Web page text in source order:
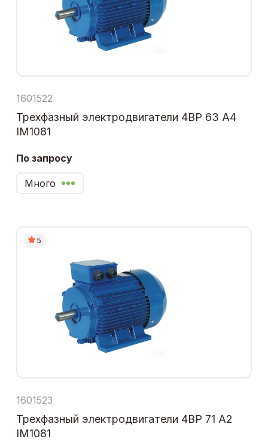
1601522
Трехфазный электродвигатели 4ВР 63 А4
IM1081
По запросу
Много
5
1601523
Трехфазный электродвигатели 4ВР 71 А2
IM1081